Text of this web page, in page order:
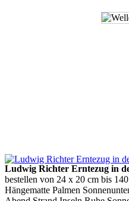
Ludwig Richter Erntezug in
bestellen von 24 x 20 cm bis
Hängematte Palmen